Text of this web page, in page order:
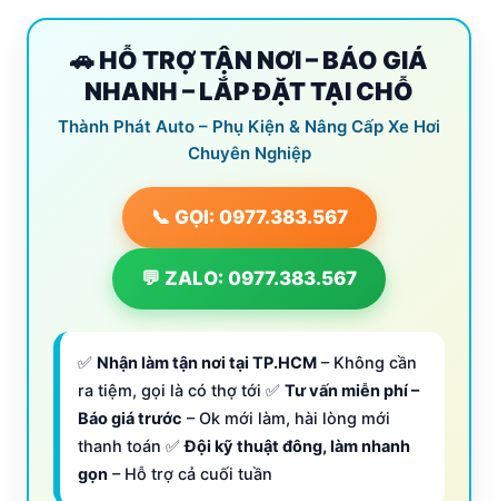
🚗 HỖ TRỢ TẬN NƠI – BÁO GIÁ
NHANH – LẮP ĐẶT TẠI CHỖ
Thành Phát Auto – Phụ Kiện & Nâng Cấp Xe Hơi
Chuyên Nghiệp
📞 GỌI: 0977.383.567
💬 ZALO: 0977.383.567
✅ Nhận làm tận nơi tại TP.HCM – Không cần
ra tiệm, gọi là có thợ tới ✅ Tư vấn miễn phí –
Báo giá trước – Ok mới làm, hài lòng mới
thanh toán ✅Đội kỹ thuật đông, làm nhanh
gọn – Hỗ trợ cả cuối tuần